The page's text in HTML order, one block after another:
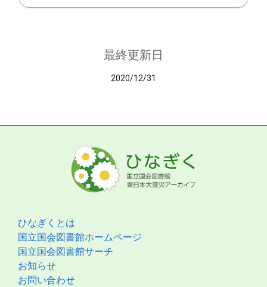
最終更新日
2020/12/31
ひなぎくとは
国立国会図書館ホームページ
国立国会図書館サーチ
お知らせ
お問い合わせ